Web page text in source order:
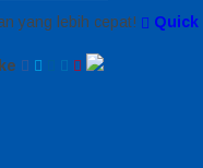
yang lebih cepat!
Quick